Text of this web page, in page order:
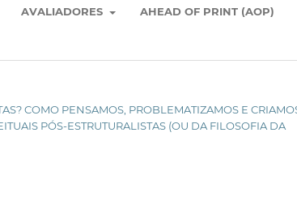
AVALIADORES AHEAD OF PRINT (AOP)
COMO PENSAMOS, PROBLEMATIZAMOS E
PÓS-ESTRUTURALISTAS (OU DA FILOSOFIA DA